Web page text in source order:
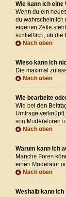
Wie kann ich
Wenn du ein
du wahrscheinlich
eigenen Zeile
schließlich, ob die
Nach oben
Wieso kann ich
Die maximal
Nach oben
Wie bearbeite
Wie bei den
Umfrage
von Moderatoren
Nach oben
Warum kann ich
Manche Foren
einen Moderator
Nach oben
Weshalb kann